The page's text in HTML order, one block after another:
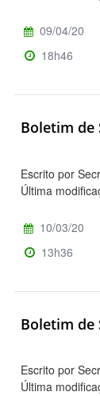
09/04/20
18h46
Boletim de
Escrito por
Última
10/03/20
13h36
Boletim de
Escrito por
Última